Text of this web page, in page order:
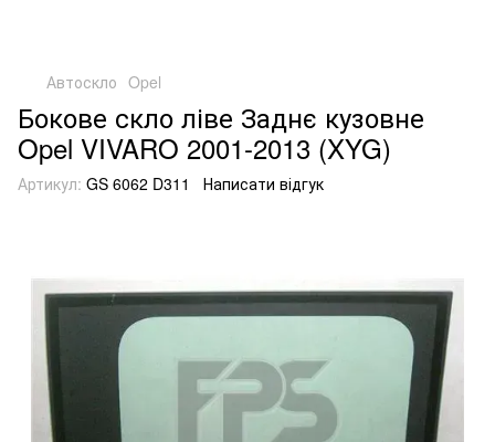
Автоскло Opel
Бокове скло ліве Заднє кузовне
Opel VIVARO 2001-2013 (XYG)
Артикул: GS 6062 D311 Написати відгук